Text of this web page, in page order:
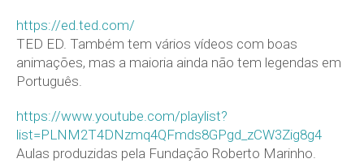
https://ed.ted.com/
TED ED. Também tem vários vídeos com boas
animações, mas a maioria ainda não tem legendas em
Português.
https://www.youtube.com/playlist?
list=PLNM2T4DNzmq4QFmds8GPgd_zCW3Zig8g4
Aulas produzidas pela Fundação Roberto Marinho.